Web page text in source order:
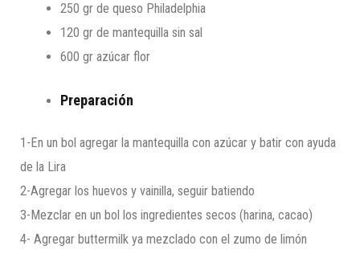
250 gr de queso Philadelphia
120 gr de mantequilla sin sal
600 gr azúcar flor
Preparación
1-En un bol agregar la mantequilla con azúcar y batir con ayuda
de la Lira
2-Agregar los huevos y vainilla, seguir batiendo
3-Mezclar en un bol los ingredientes secos (harina, cacao)
4- Agregar buttermilk ya mezclado con el zumo de limón